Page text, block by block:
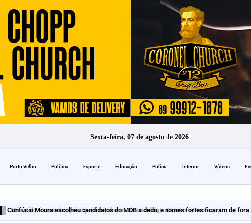
Sexta-feira, 07 de agosto de 2026
Porto Velho Política Esporte Educação Polícia Interior Vídeos
Confúcio Moura escolheu candidatos do MDB a dedo, e nomes fortes ficaram de fora